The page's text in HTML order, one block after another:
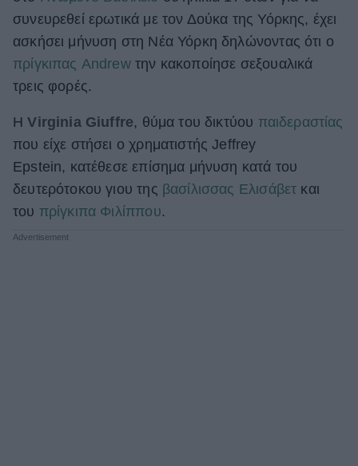
Χωρίς Ταμπέλες
Women's Forum
Hautes Grecians
Γάμος
συνευρεθεί ερωτικά με τον Δούκα της Υόρκης, έχει
ασκήσει μήνυση στη Νέα Υόρκη δηλώνοντας ότι ο
πρίγκιπας Andrewτην κακοποίησε σεξουαλικά
τρεις φορές.
HVirginia Giuffre, θύμα του δικτύου παιδεραστίας
που είχε στήσει ο χρηματιστής Jeffrey
Epstein, κατέθεσε επίσημα μήνυση κατά του
δευτερότοκου γιου της βασίλισσας Ελισάβετ και
του πρίγκιπα Φιλίππου.